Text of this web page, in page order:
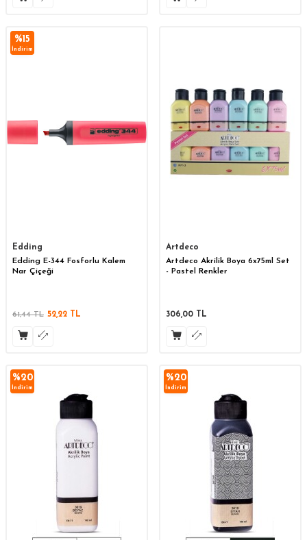
%15
İndirim
Edding
Edding E-344 Fosforlu Kalem
Nar Çiçeği
61,44TL 52,22 TL
Artdeco
Artdeco Akrilik Boya 6x75ml Set
- Pastel Renkler
306,00 TL
%20
İndirim
%20
İndirim